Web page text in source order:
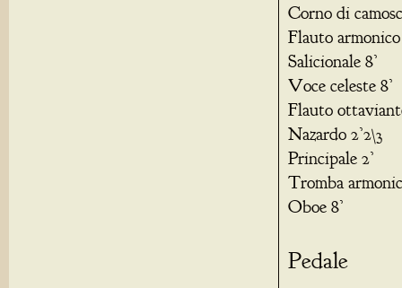
Corno di
Flauto armonico
Salicionale 8’
Voce celeste 8’
Flauto
Nazardo 2’2\3
Principale 2’
Tromba
Oboe 8’
Pedale